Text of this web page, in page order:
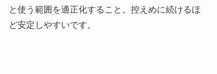
と使う範囲を適正化すること。控えめに続けるほ
ど安定しやすいです。